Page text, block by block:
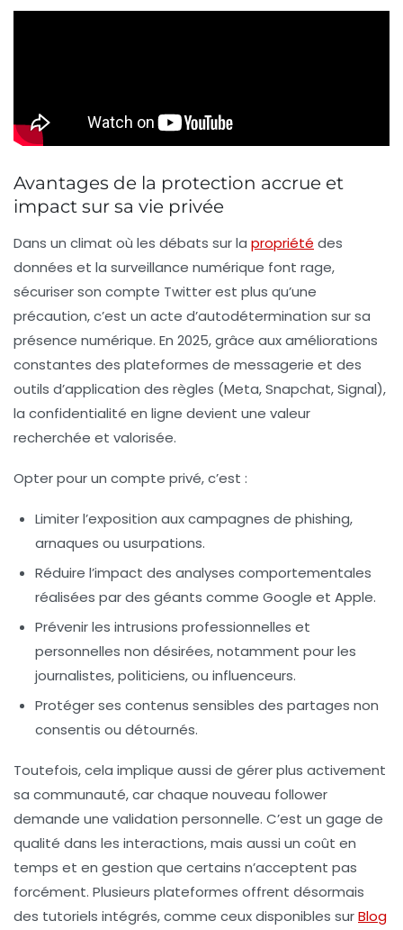
Avantages de la protection accrue et
impact sur sa vie privée
Dans un climat où les débats sur la propriété des
données et la surveillance numérique font rage,
sécuriser son compte Twitter est plus qu’une
précaution, c’est un acte d’autodétermination sur sa
présence numérique. En 2025, grâce aux améliorations
constantes des plateformes de messagerie et des
outils d’application des règles (Meta, Snapchat, Signal),
la confidentialité en ligne devient une valeur
recherchée et valorisée.
Opter pour un compte privé, c’est :
Limiter l’exposition aux campagnes de phishing,
arnaques ou usurpations.
Réduire l’impact des analyses comportementales
réalisées par des géants comme Google et Apple.
Prévenir les intrusions professionnelles et
personnelles non désirées, notamment pour les
journalistes, politiciens, ou influenceurs.
Protéger ses contenus sensibles des partages non
consentis ou détournés.
Toutefois, cela implique aussi de gérer plus activement
sa communauté, car chaque nouveau follower
demande une validation personnelle. C’est un gage de
qualité dans les interactions, mais aussi un coût en
temps et en gestion que certains n’acceptent pas
forcément. Plusieurs plateformes offrent désormais
des tutoriels intégrés, comme ceux disponibles surBlog